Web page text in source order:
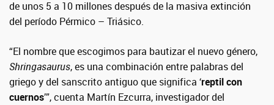
de unos 5 a 10 millones después de la masiva extinción
del período Pérmico – Triásico.
“El nombre que escogimos para bautizar el nuevo género,
Shringasaurus, es una combinación entre palabras del
griego y del sanscrito antiguo que significa ‘reptil con
cuernos’”, cuenta Martín Ezcurra, investigador del